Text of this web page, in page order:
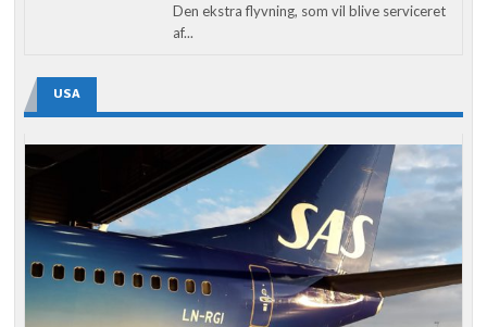
Den ekstra flyvning, som vil blive serviceret
af...
USA